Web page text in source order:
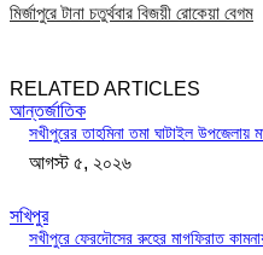
মির্জাপুরে টানা চতুর্থবার বিজয়ী রোকেয়া বেগম
RELATED ARTICLES
আন্তর্জাতিক
সখীপুরের তাহমিনা তমা ঘাটাইল উপজেলায়
আগস্ট ৫, ২০২৬
সখিপুর
সখীপুরে ফেরদৌসের রুহের মাগফিরাত